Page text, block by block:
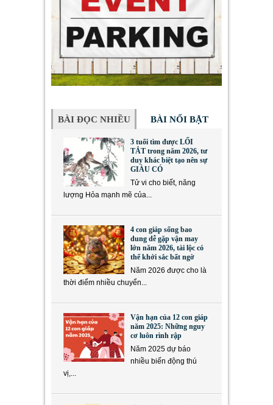
BÀI ĐỌC NHIỀU BÀI NỔI BẬT
3 tuổi tìm được LỐI
TẮT trong năm 2026, tư
duy khác biệt tạo nên sự
GIÀU CÓ
Tử vi cho biết, năng
lượng Hỏa mạnh mẽ của...
4 con giáp sống bao
dung dễ gặp vận may
lớn năm 2026, tài lộc có
thể khởi sắc bất ngờ
Năm 2026 được cho là
thời điểm nhiều chuyển...
Vận hạn của 12 con giáp
năm 2025: Những nguy
cơ luôn rình rập
Năm 2025 dự báo
nhiều biến động thú
vị,...